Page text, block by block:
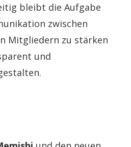
bleibt die Aufgabe
zwischen
Mitgliedern zu stärken
und